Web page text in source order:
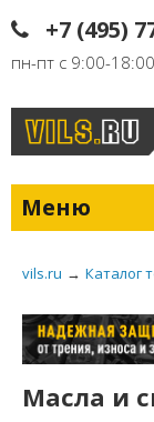
+7 (495)
пн-пт с 9:00-18:00
Меню
vils.ru → Каталог
Масла и